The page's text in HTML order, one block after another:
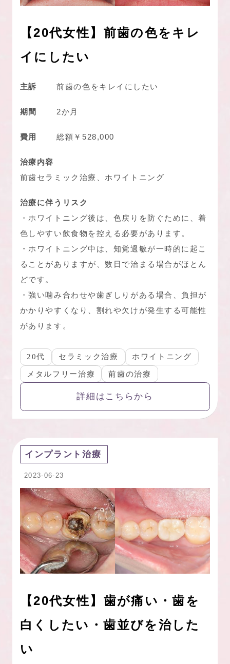
【20代女性】前歯の色をキレ
イにしたい
主訴 前歯の色をキレイにしたい
期間 2か月
費用 総額￥528,000
治療内容
前歯セラミック治療、ホワイトニング
治療に伴うリスク
・ホワイトニング後は、色戻りを防ぐために、着
色しやすい飲食物を控える必要があります。
・ホワイトニング中は、知覚過敏が一時的に起こ
ることがありますが、数日で治まる場合がほとん
どです。
・強い噛み合わせや歯ぎしりがある場合、負担が
かかりやすくなり、割れや欠けが発生する可能性
があります。
20代 セラミック治療
ホワイトニング
メタルフリー治療
前歯の治療
詳細はこちらから
インプラント治療
2023-06-23
【20代女性】歯が痛い・歯を
白くしたい・歯並びを治した
い